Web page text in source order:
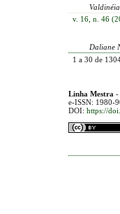
v. 16, n. 46
Daliane
1 a 30 de
Linha Mestra -
e-ISSN: 1980-
DOI: https://